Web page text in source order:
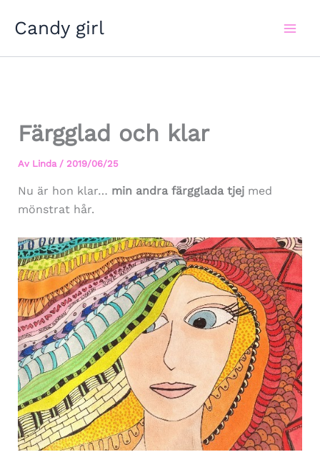
Candy girl
Färgglad och klar
Av Linda / 2019/06/25
Nu är hon klar… min andra färgglada tjej med
mönstrat hår.